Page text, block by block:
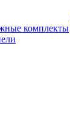
комплекты